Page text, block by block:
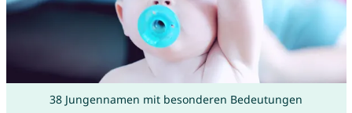
38 Jungennamen mit besonderen Bedeutungen